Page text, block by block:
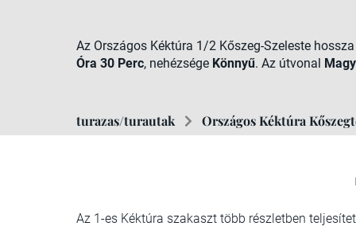
Az Országos Kéktúra 1/2 Kőszeg-Szeleste
Óra 30 Perc, nehézsége Könnyű. Az útvonal
turazas/turautak Országos Kéktúra
Az 1-es Kéktúra szakaszt több részletben